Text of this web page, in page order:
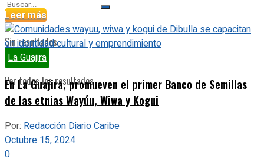
Sin resultados
Ver todos los resultados
Leer más
La Guajira
En La Guajira, promueven el primer Banco de Semillas
de las etnias Wayúu, Wiwa y Kogui
Por: Redacción Diario Caribe
Octubre 15, 2024
0